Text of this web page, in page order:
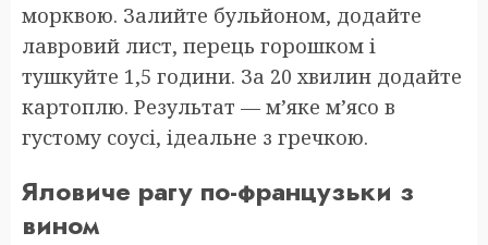
морквою. Залийте бульйоном, додайте
лавровий лист, перець горошком і
тушкуйте 1,5 години. За 20 хвилин додайте
картоплю. Результат — м’яке м’ясо в
густому соусі, ідеальне з гречкою.
Яловиче рагу по-французьки з
вином